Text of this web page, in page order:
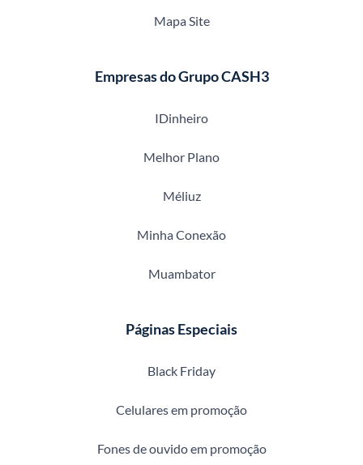
Mapa Site
Empresas do Grupo CASH3
IDinheiro
Melhor Plano
Méliuz
Minha Conexão
Muambator
Páginas Especiais
Black Friday
Celulares em promoção
Fones de ouvido em promoção